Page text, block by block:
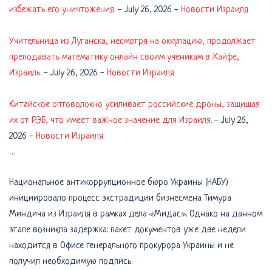
избежать его уничтожения. -July 26, 2026 - Новости Израиля
Учительница из Луганска, несмотря на оккупацию, продолжает
преподавать математику онлайн своим ученикам в Хайфе,
Израиль. -July 26, 2026 - Новости Израиля
Китайское оптоволокно усиливает российские дроны, защищая
их от РЭБ, что имеет важное значение для Израиля. -July 26,
2026 - Новости Израиля
…
Национальное антикоррупционное бюро Украины (НАБУ)
инициировало процесс экстрадиции бизнесмена Тимура
Миндича из Израиля в рамках дела «Мидас». Однако на данном
этапе возникла задержка: пакет документов уже две недели
находится в Офисе генерального прокурора Украины и не
получил необходимую подпись.